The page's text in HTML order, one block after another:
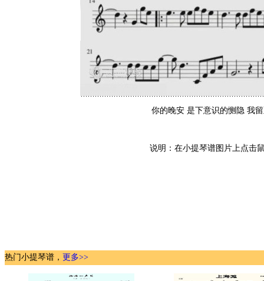
你的晚安 是下意识的恻隐 我
说明：在小提琴谱图片上点击
热门小提琴谱， 更多>>